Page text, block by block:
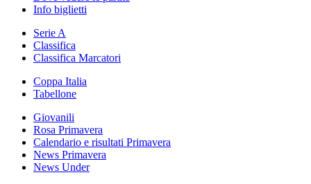
Info biglietti
Serie A
Classifica
Classifica Marcatori
Coppa Italia
Tabellone
Giovanili
Rosa Primavera
Calendario e risultati Primavera
News Primavera
News Under